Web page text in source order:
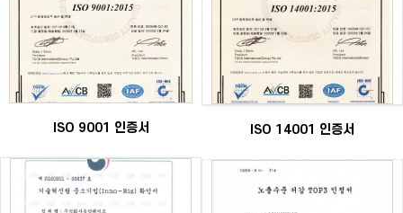
ISO 9001 인증서 ISO 14001 인증서